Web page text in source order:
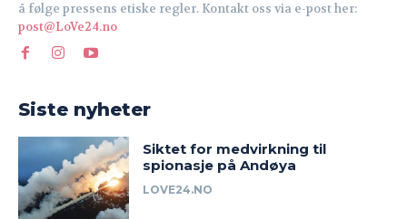
å følge pressens etiske regler. Kontakt oss via e-post her:
post@LoVe24.no
Siste nyheter
Siktet for medvirkning til
spionasje på Andøya
LOVE24.NO